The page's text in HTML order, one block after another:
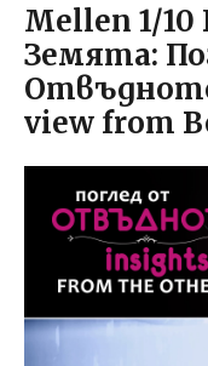
Mellen 1/
Земята:
view from